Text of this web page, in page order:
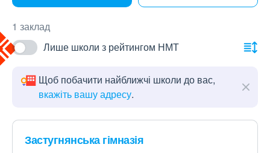
1 заклад
Лише школи з рейтингом НМТ
Щоб побачити найближчі школи до вас,
вкажіть вашу адресу.
Застугнянська гімназія